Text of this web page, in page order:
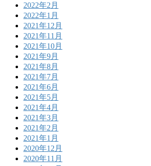
2022年2月
2022年1月
2021年12月
2021年11月
2021年10月
2021年9月
2021年8月
2021年7月
2021年6月
2021年5月
2021年4月
2021年3月
2021年2月
2021年1月
2020年12月
2020年11月